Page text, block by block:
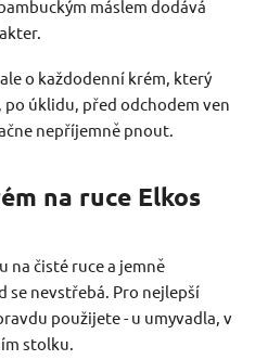
máslem dodává
o každodenní krém, který
úklidu, před odchodem ven
nepříjemně pnout.
na ruce Elkos
na čisté ruce a jemně
se nevstřebá. Pro nejlepší
použijete - u umyvadla, v
stolku.